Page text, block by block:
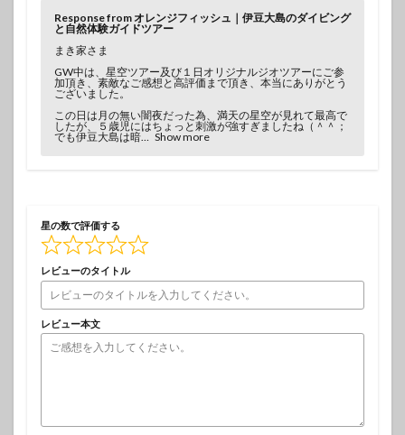
Response from オレンジフィッシュ｜伊豆大島のダイビング
と自然体験ガイドツアー
まき家さま
GW中は、星空ツアー及び１日オリジナルジオツアーにご参
加頂き、素敵なご感想と高評価まで頂き、本当にありがとう
ございました。
この日は月の無い闇夜だった為、満天の星空が見れて最高で
したが、５歳児にはちょっと刺激が強すぎましたね（＾＾；
でも伊豆大島は暗
Show more
星の数で評価する
レビューのタイトル
レビュー本文